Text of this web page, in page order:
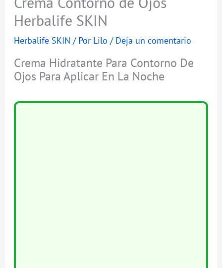
Herbalife SKIN
Herbalife SKIN / Por Lilo / Deja un comentario
Crema Hidratante Para Contorno De
Ojos Para Aplicar En La Noche